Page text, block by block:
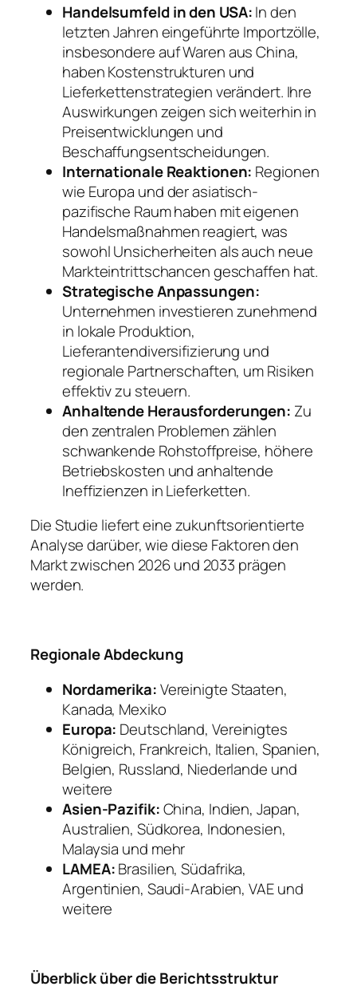
Handelsumfeld in den USA:In den
letzten Jahren eingeführte Importzölle,
insbesondere auf Waren aus China,
haben Kostenstrukturen und
Lieferkettenstrategien verändert. Ihre
Auswirkungen zeigen sich weiterhin in
Preisentwicklungen und
Beschaffungsentscheidungen.
Internationale Reaktionen: Regionen
wie Europa und der asiatisch-
pazifische Raum haben mit eigenen
Handelsmaßnahmen reagiert, was
sowohl Unsicherheiten als auch neue
Markteintrittschancen geschaffen hat.
Strategische Anpassungen:
Unternehmen investieren zunehmend
in lokale Produktion,
Lieferantendiversifizierung und
regionale Partnerschaften, um Risiken
effektiv zu steuern.
Anhaltende Herausforderungen: Zu
den zentralen Problemen zählen
schwankende Rohstoffpreise, höhere
Betriebskosten und anhaltende
Ineffizienzen in Lieferketten.
Die Studie liefert eine zukunftsorientierte
Analyse darüber, wie diese Faktoren den
Markt zwischen 2026 und 2033 prägen
werden.
Regionale Abdeckung
Nordamerika:Vereinigte Staaten,
Kanada, Mexiko
Europa: Deutschland, Vereinigtes
Königreich, Frankreich, Italien, Spanien,
Belgien, Russland, Niederlande und
weitere
Asien-Pazifik:China, Indien, Japan,
Australien, Südkorea, Indonesien,
Malaysia und mehr
LAMEA:Brasilien, Südafrika,
Argentinien, Saudi-Arabien, VAE und
weitere
Überblick über die Berichtsstruktur